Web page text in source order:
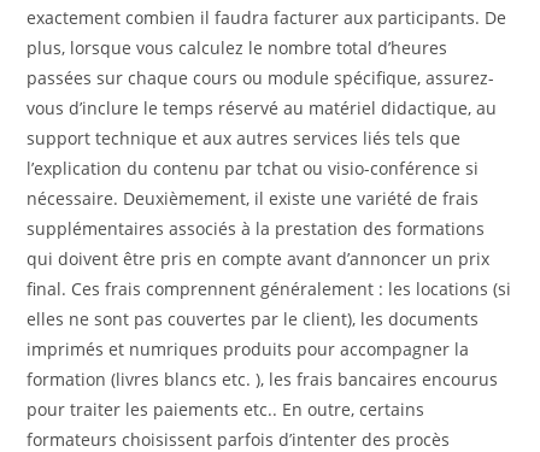
exactement combien il faudra facturer aux participants. De
plus, lorsque vous calculez le nombre total d’heures
passées sur chaque cours ou module spécifique, assurez-
vous d’inclure le temps réservé au matériel didactique, au
support technique et aux autres services liés tels que
l’explication du contenu par tchat ou visio-conférence si
nécessaire. Deuxièmement, il existe une variété de frais
supplémentaires associés à la prestation des formations
qui doivent être pris en compte avant d’annoncer un prix
final. Ces frais comprennent généralement : les locations (si
elles ne sont pas couvertes par le client), les documents
imprimés et numriques produits pour accompagner la
formation (livres blancs etc. ), les frais bancaires encourus
pour traiter les paiements etc.. En outre, certains
formateurs choisissent parfois d’intenter des procès